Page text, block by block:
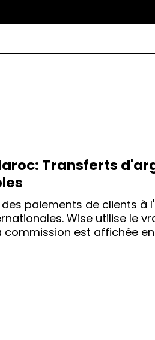
Transferts
paiements de clients à
Wise utilise le
est affichée